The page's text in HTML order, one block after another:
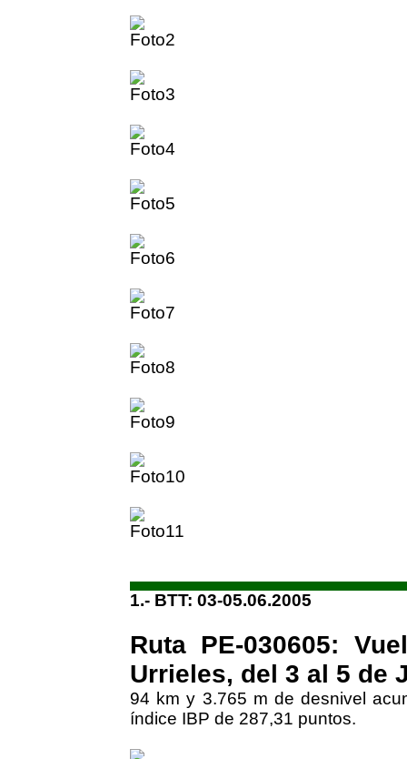
1.- BTT: 03-05.06.2005
Ruta PE-030605:
Urrieles, del 3 al 5 de
94 km y 3.765 m de desnivel
índice IBP de 287,31 puntos.